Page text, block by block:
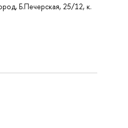
Б.Печерская, 25/12, к.